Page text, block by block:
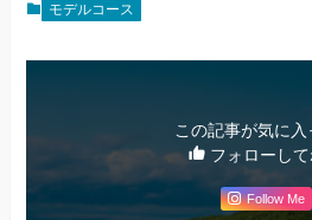
モデルコース
この記事が気に入
フォローして
Follow Me